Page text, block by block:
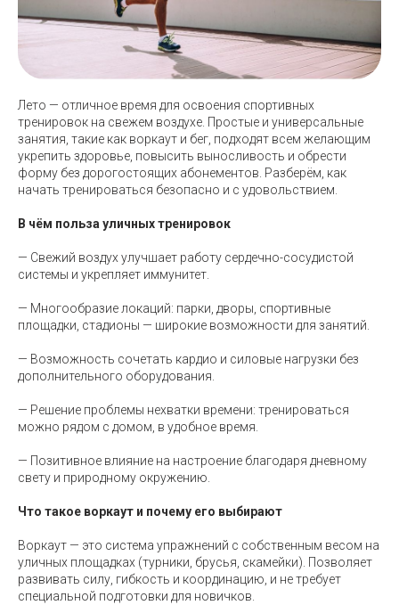
Лето — отличное время для освоения спортивных
тренировок на свежем воздухе. Простые и универсальные
занятия, такие как воркаут и бег, подходят всем желающим
укрепить здоровье, повысить выносливость и обрести
форму без дорогостоящих абонементов. Разберём, как
начать тренироваться безопасно и с удовольствием.
В чём польза уличных тренировок
— Свежий воздух улучшает работу сердечно-сосудистой
системы и укрепляет иммунитет.
— Многообразие локаций: парки, дворы, спортивные
площадки, стадионы — широкие возможности для занятий.
— Возможность сочетать кардио и силовые нагрузки без
дополнительного оборудования.
— Решение проблемы нехватки времени: тренироваться
можно рядом с домом, в удобное время.
— Позитивное влияние на настроение благодаря дневному
свету и природному окружению.
Что такое воркаут и почему его выбирают
Воркаут — это система упражнений с собственным весом на
уличных площадках (турники, брусья, скамейки). Позволяет
развивать силу, гибкость и координацию, и не требует
специальной подготовки для новичков.